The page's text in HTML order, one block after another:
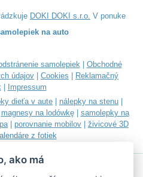
DOKI DOKI s.r.o. V ponuke
na auto
samolepiek| Obchodné
údajov Cookies
Reklamačný
|
Impressum
dieťa v aute nálepky na stenu
magnesy na lodówkę| samolepky na
| porovnanie mobilov
živicové 3D
z fotiek
ako má